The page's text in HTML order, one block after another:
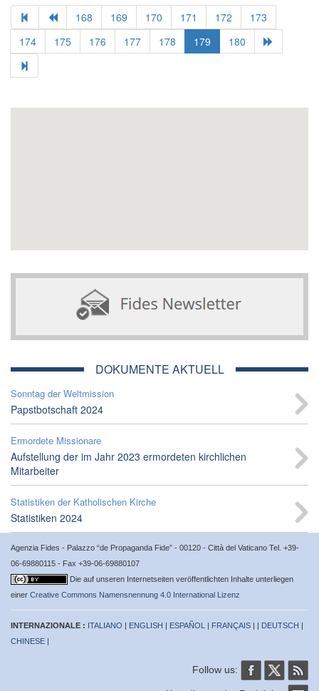
168 169 170 171 172
173
174
175 176 177 178 179 180
DOKUMENTE AKTUELL
Sonntag der Weltmission
Papstbotschaft 2024
Ermordete Missionare
Aufstellung der im Jahr 2023 ermordeten kirchlichen
Mitarbeiter
Statistiken der Katholischen Kirche
Statistiken 2024
Agenzia Fides - Palazzo “de Propaganda Fide” - 00120 - Città del Vaticano Tel. +39-
06-69880115 - Fax +39-06-69880107
Die auf unseren Internetseiten veröffentlichten Inhalte unterliegen
einer Creative Commons Namensnennung 4.0 International Lizenz
INTERNAZIONALE : ITALIANO | ENGLISH | ESPAÑOL | FRANÇAIS | | DEUTSCH |
CHINESE |
Follow us: